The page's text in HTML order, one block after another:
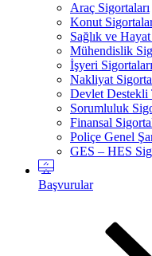
Araç Sigortaları
Konut
Sağlık ve
Mühendislik
İşyeri Sigortaları
Nakliyat
Devlet Destekli
Sorumluluk
Finansal
Poliçe Genel
GES – HES
Başvurular